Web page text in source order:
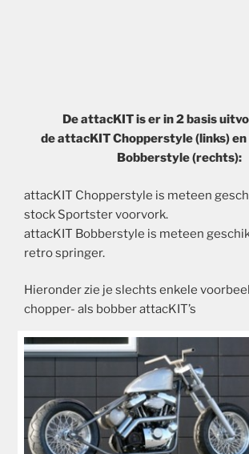
De attacKIT is er in 2 basis
de attacKIT Chopperstyle (links)
Bobberstyle (rechts):
attacKIT Chopperstyle is meteen
stock Sportster voorvork.
attacKIT Bobberstyle is meteen
retro springer.
Hieronder zie je slechts enkele
chopper- als bobber attacKIT’s